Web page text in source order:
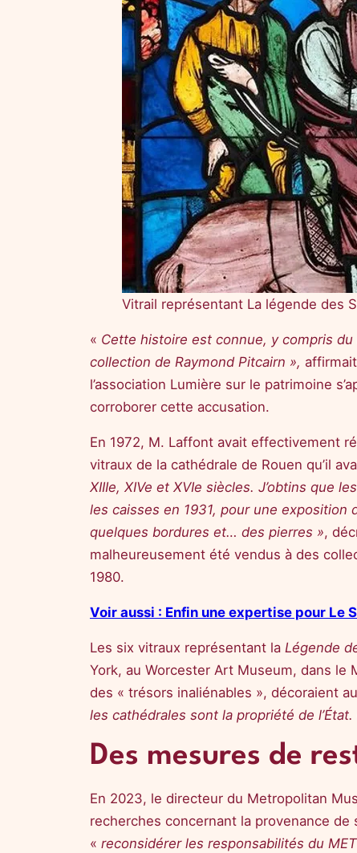
Vitrail représentant La légende des
« Cette histoire est connue, y compris
collection de Raymond Pitcairn »,
l’association Lumière sur le patrimoine
corroborer cette accusation.
En 1972, M. Laffont avait effectivement
vitraux de la cathédrale de Rouen qu’il
XIIIe, XIVe et XVIe siècles. J’obtins que
les caisses en 1931, pour une exposition
quelques bordures et… des pierres »,
malheureusement été vendus à des
1980.
Voir aussi : Enfin une expertise pour Le
Les six vitraux représentant la Légende
York, au Worcester Art Museum, dans le
des « trésors inaliénables », décoraient
les cathédrales sont la propriété de
Des mesures de
En 2023, le directeur du Metropolitan
recherches concernant la provenance
« reconsidérer les responsabilités du MET